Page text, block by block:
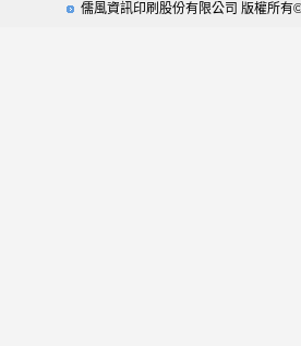
儒風資訊印刷股份有限公司 版權所